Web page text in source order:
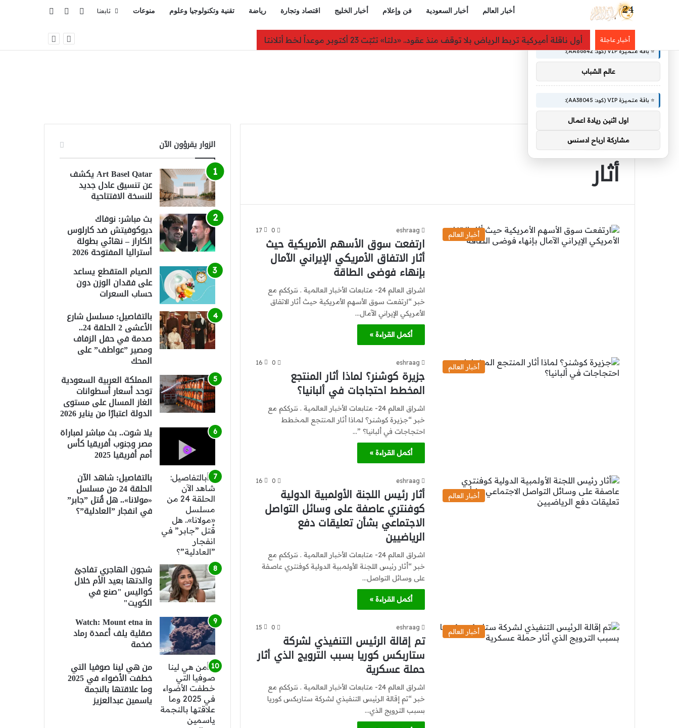
أخبار العالم أخبار السعودية فن وإعلام أخبار الخليج اقتصاد وتجارة رياضة تقنية وتكنولوجيا وعلوم منوعات تابعنا تسجيل الدخول
إضافة عمود
أخبار عاجلة حصيلة ضحايا العدوان على غزة ترتفع إلى 73382 شهيداً
الرئيسية/أثار
أثار
أخبار العالم
eshraag
0
17
ارتفعت سوق الأسهم الأمريكية حيث
أثار الاتفاق الأمريكي الإيراني الآمال
بإنهاء فوضى الطاقة
اشراق العالم 24- متابعات الأخبار العالمية . نترككم مع
خبر “ارتفعت سوق الأسهم الأمريكية حيث أثار الاتفاق
الأمريكي الإيراني الآمال…
أكمل القراءة »
أخبار العالم
eshraag
0
16
جزيرة كوشنر؟ لماذا أثار المنتجع
المخطط احتجاجات في ألبانيا؟
اشراق العالم 24- متابعات الأخبار العالمية . نترككم مع
خبر “جزيرة كوشنر؟ لماذا أثار المنتجع المخطط
احتجاجات في ألبانيا؟ ”…
أكمل القراءة »
أخبار العالم
eshraag
0
16
أثار رئيس اللجنة الأولمبية الدولية
كوفنتري عاصفة على وسائل التواصل
الاجتماعي بشأن تعليقات دفع
الرياضيين
اشراق العالم 24- متابعات الأخبار العالمية . نترككم مع
خبر “أثار رئيس اللجنة الأولمبية الدولية كوفنتري عاصفة
على وسائل التواصل…
أكمل القراءة »
أخبار العالم
eshraag
0
15
تم إقالة الرئيس التنفيذي لشركة
ستاربكس كوريا بسبب الترويج الذي أثار
حملة عسكرية
اشراق العالم 24- متابعات الأخبار العالمية . نترككم مع
خبر “تم إقالة الرئيس التنفيذي لشركة ستاربكس كوريا
بسبب الترويج الذي…
الزوار يقرؤون الآن
Art Basel Qatar يكشف
عن تنسيق عادل جديد
للنسخة الافتتاحية
بث مباشر: نوفاك
ديوكوفيتش ضد كارلوس
الكاراز – نهائي بطولة
أستراليا المفتوحة 2026
الصيام المتقطع يساعد
على فقدان الوزن دون
حساب السعرات
بالتفاصيل: مسلسل شارع
الأعشى 2 الحلقة 24..
صدمة في حفل الزفاف
ومصير ”عواطف” على
المحك
المملكة العربية السعودية
توحد أسعار أسطوانات
الغاز المسال على مستوى
الدولة اعتبارًا من يناير 2026
يلا شوت.. بث مباشر لمباراة
مصر وجنوب أفريقيا كأس
أمم أفريقيا 2025
بالتفاصيل: شاهد الآن
الحلقة 24 من مسلسل
«مولانا».. هل قُتل ”جابر”
في انفجار ”العادلية”؟
شجون الهاجري تفاجئ
والدتها بعيد الأم خلال
كواليس "صنع في
الكويت"
Watch: Mount etna in
صقلية يلف أعمدة رماد
ضخمة
من هي لينا صوفيا التي
خطفت الأضواء في 2025
وما علاقتها بالنجمة
ياسمين عبدالعزيز
⭐ باقة متميزة VIP (كود: AA86842):
عالم الشباب
⭐ باقة متميزة VIP (كود: AA38045):
اول اثنين ريادة اعمال
مشاركة ارباح ادسنس